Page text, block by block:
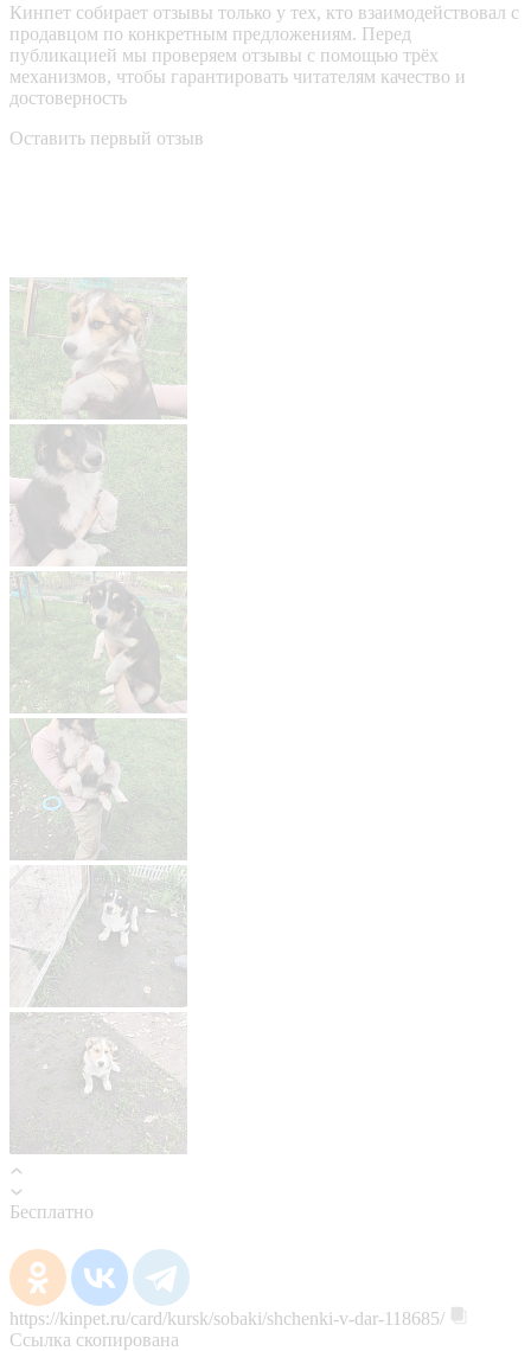
Кинпет собирает отзывы только у тех, кто взаимодействовал с
продавцом по конкретным предложениям. Перед
публикацией мы проверяем отзывы с помощью трёх
механизмов, чтобы гарантировать читателям качество и
достоверность
Оставить первый отзыв
Бесплатно
https://kinpet.ru/card/kursk/sobaki/shchenki-v-dar-118685/
Ссылка скопирована